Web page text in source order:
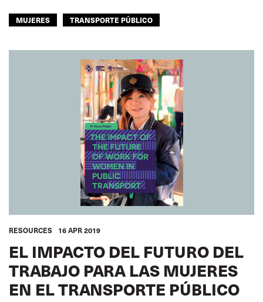
MUJERES TRANSPORTE PÚBLICO
RESOURCES 16 APR 2019
EL IMPACTO DEL FUTURO DEL
TRABAJO PARA LAS MUJERES
EN EL TRANSPORTE PÚBLICO